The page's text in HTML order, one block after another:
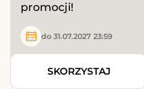
promocji!
do 31.07.2027 23:59
SKORZYSTAJ